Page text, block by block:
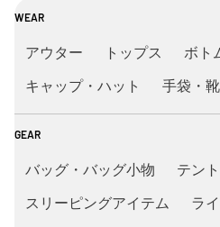
WEAR
アウター トップス ボト
キャップ・ハット 手袋・
GEAR
バッグ・バッグ小物 テン
スリーピングアイテム ラ